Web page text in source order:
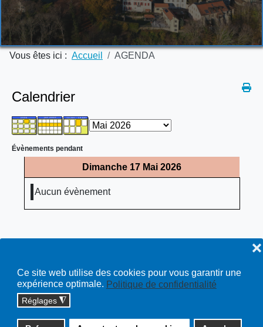
Ce site web utilise des cookies pour vous garantir une
expérience optimale. Politique de confidentialité
Réglages ◮
❌
Vous êtes ici : Accueil AGENDA
Calendrier
Évènements pendant
Dimanche 17 Mai 2026
Aucun évènement
Copyright © 2026 cossonay.ch - tous droits réservés | site :